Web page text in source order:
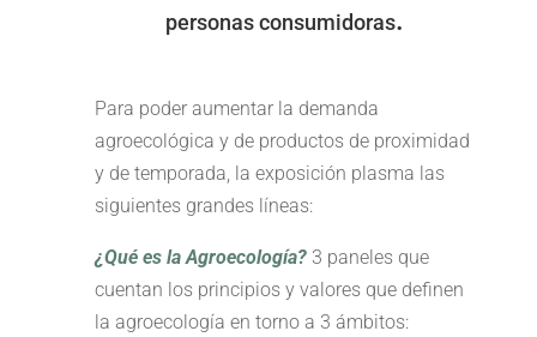
personas consumidoras.
Para poder aumentar la demanda
agroecológica y de productos de proximidad
y de temporada, la exposición plasma las
siguientes grandes líneas:
¿Qué es la Agroecología? 3 paneles que
cuentan los principios y valores que definen
la agroecología en torno a 3 ámbitos: